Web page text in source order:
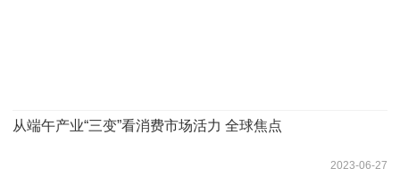
从端午产业“三变”看消费市场活力 全球焦点
2023-06-27